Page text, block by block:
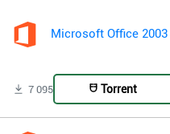
Microsoft Office
7 095 Torrent